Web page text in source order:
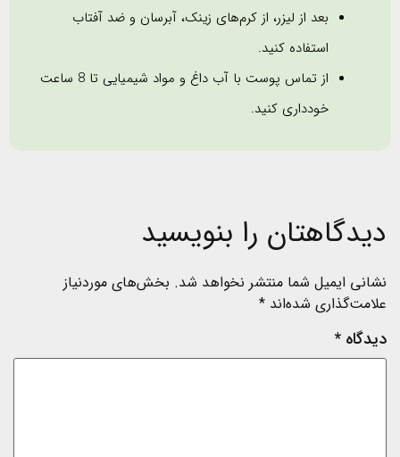
بعد از لیزر، از کرم‌های زینک، آبرسان و ضد آفتاب
استفاده کنید.
از تماس پوست با آب داغ و مواد شیمیایی تا 8 ساعت
خودداری کنید.
دیدگاهتان را بنویسید
نشانی ایمیل شما منتشر نخواهد شد. بخش‌های موردنیاز
علامت‌گذاری شده‌اند *
دیدگاه *